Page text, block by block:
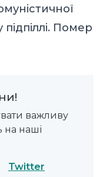
Помер
важливу
на наші
Twitter